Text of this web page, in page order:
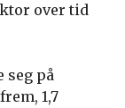
over tid
seg på
1,7